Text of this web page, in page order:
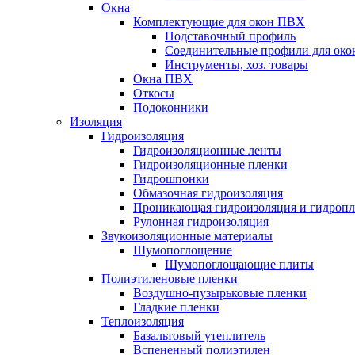
Окна
Комплектующие для окон ПВХ
Подставочный профиль
Соединительные профили для
Инструменты, хоз. товары
Окна ПВХ
Откосы
Подоконники
Изоляция
Гидроизоляция
Гидроизоляционные ленты
Гидроизоляционные пленки
Гидрошпонки
Обмазочная гидроизоляция
Проникающая гидроизоляция и
Рулонная гидроизоляция
Звукоизоляционные материалы
Шумопоглощение
Шумопоглощающие плиты
Полиэтиленовые пленки
Воздушно-пузырьковые пленки
Гладкие пленки
Теплоизоляция
Базальтовый утеплитель
Вспененный полиэтилен